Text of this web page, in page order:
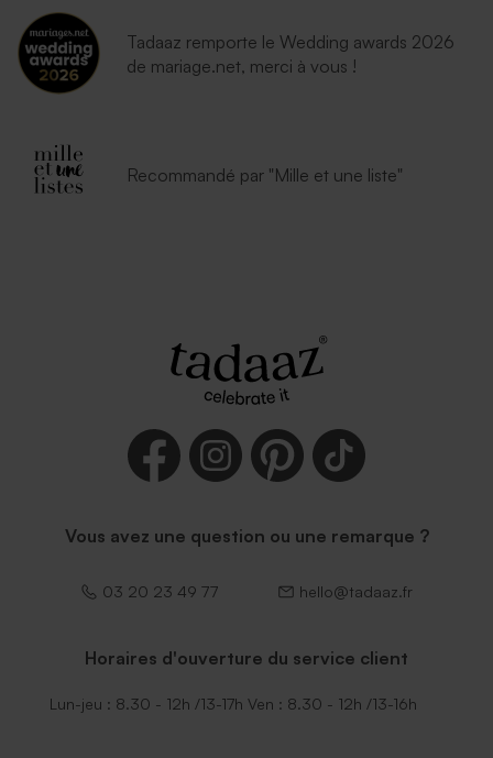
Tadaaz remporte le Wedding awards 2026
de mariage.net, merci à vous !
Recommandé par "Mille et une liste"
Vous avez une question ou une remarque ?
03 20 23 49 77 hello@tadaaz.fr
Horaires d'ouverture du service client
Lun-jeu : 8.30 - 12h /13-17h Ven : 8.30 - 12h /13-16h